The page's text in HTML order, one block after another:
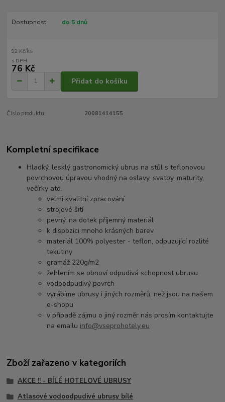
Dostupnost do 5 dnů
92 Kč/ks
76 Kč
Přidat do košíku
Číslo produktu: 20081414155
Kompletní specifikace
Hladký, lesklý gastronomický ubrus na stůl s teflonovou
povrchovou úpravou vhodný na oslavy, svatby, maturity,
večírky atd.
velmi kvalitní zpracování
strojové šití
pevný, na dotek příjemný materiál
k dispozici mnoho krásných barev
materiál 100% polyester - teflon, odpuzující rozlité
tekutiny
gramáž 220g/m2
žehlením se obnoví odpudivá schopnost ubrusu
vodoodpudivý povrch
vyrábíme ubrusy i jiných rozměrů, než jsou na našem
e-shopu
v případě zájmu o jiný rozměr nás prosím kontaktujte
na emailu info@vseprohotely.eu
Zboží zařazeno v kategoriích
AKCE !! - BÍLÉ HOTELOVÉ UBRUSY
Atlasové vodoodpudivé ubrusy bílé